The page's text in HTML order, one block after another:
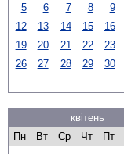
5
6 7 8 9
12
13 14 15 16
19
20 21 22 23
26
27 28 29 30
квітень
Пн
Вт Ср Чт Пт